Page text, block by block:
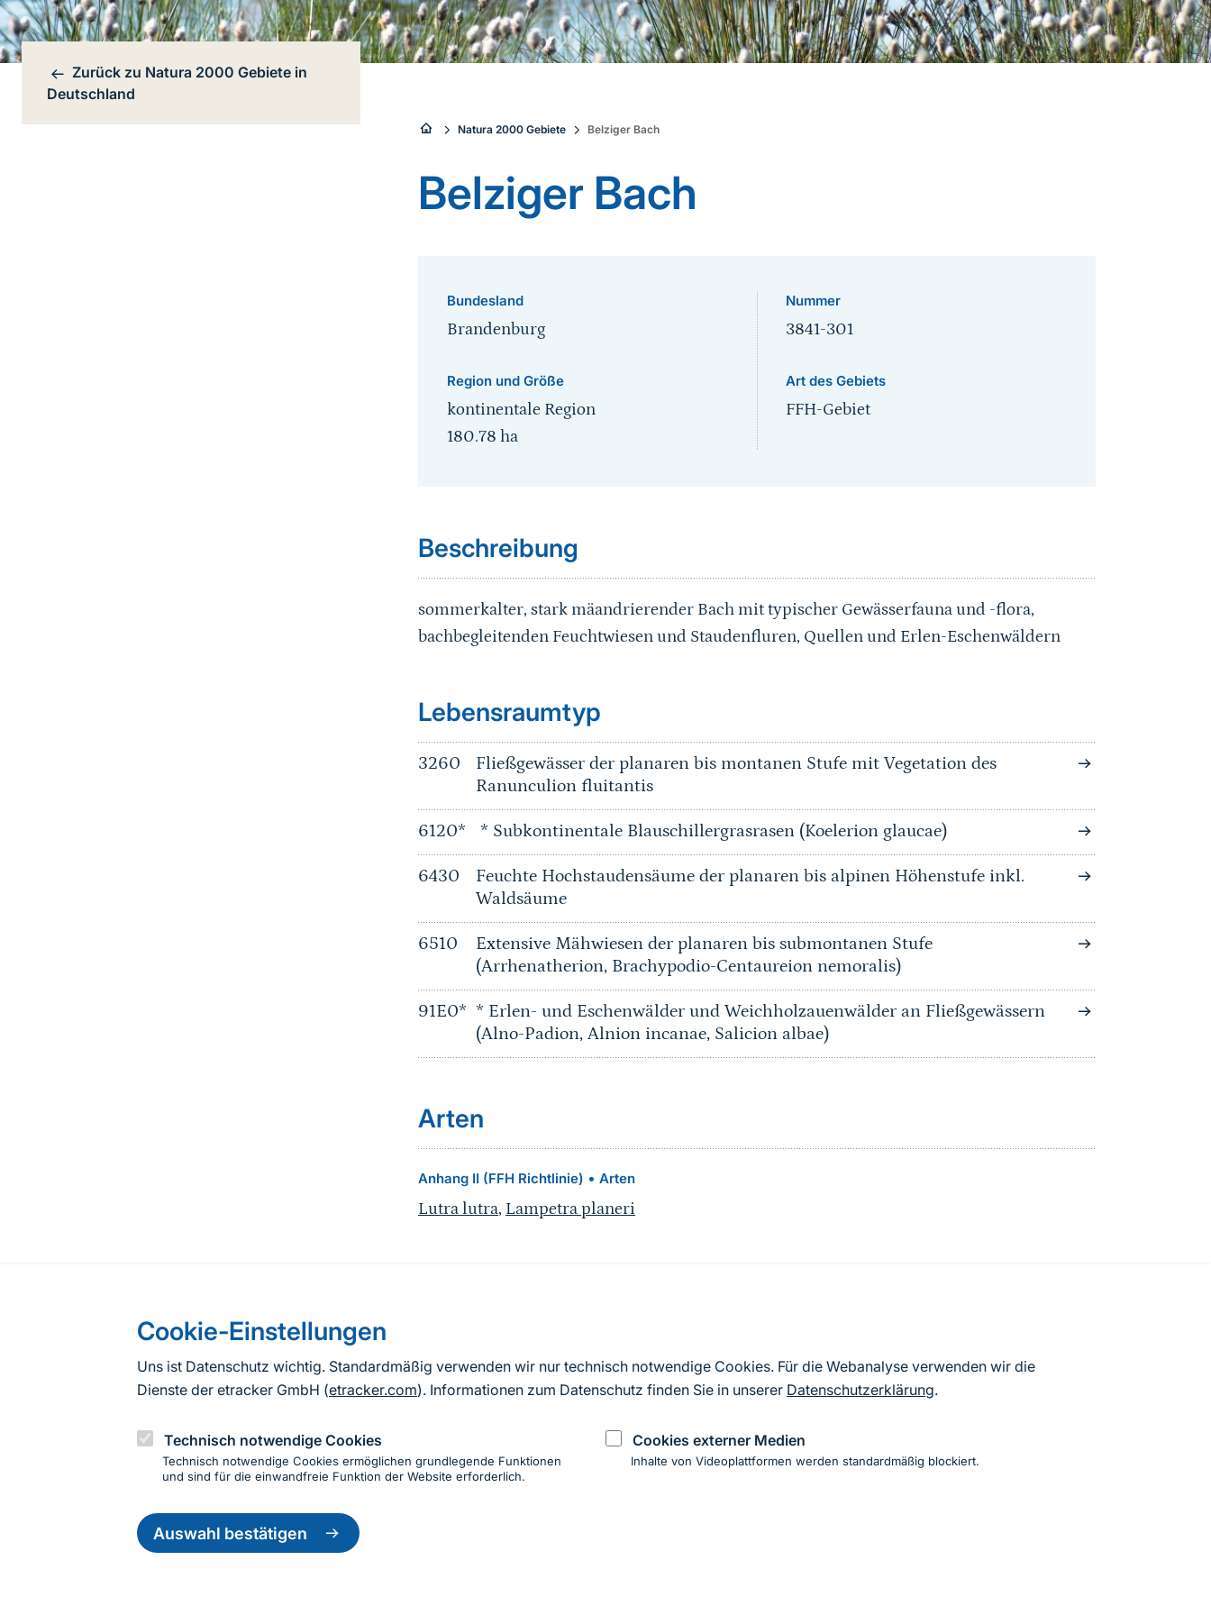
Cookie-Einstellungen
Uns ist Datenschutz wichtig. Standardmäßig verwenden wir nur technisch notwendige Cookies. Für die Webanalyse verwenden wir die
Dienste der etracker GmbH (etracker.com). Informationen zum Datenschutz finden Sie in unserer Datenschutzerklärung.
Technisch notwendige Cookies
Technisch notwendige Cookies ermöglichen grundlegende Funktionen
und sind für die einwandfreie Funktion der Website erforderlich.
Cookies externer Medien
Inhalte von Videoplattformen werden standardmäßig blockiert.
Auswahl bestätigen
Einwilligung
zurückziehen
Bereichsnavigation
Zurück zu Natura 2000 Gebiete in
Deutschland
Sie
sind
hier:
Natura 2000 Gebiete Belziger Bach
Belziger Bach
Bundesland
Brandenburg
Region und Größe
kontinentale Region
180.78 ha
Nummer
3841-301
Art des Gebiets
FFH-Gebiet
Beschreibung
sommerkalter, stark mäandrierender Bach mit typischer Gewässerfauna und -flora,
bachbegleitenden Feuchtwiesen und Staudenfluren, Quellen und Erlen-Eschenwäldern
Sprungmarke
Lebensraumtyp
3260
Fließgewässer der planaren bis montanen Stufe mit Vegetation des
Ranunculion fluitantis
6120* * Subkontinentale Blauschillergrasrasen (Koelerion glaucae)
6430
Feuchte Hochstaudensäume der planaren bis alpinen Höhenstufe inkl.
Waldsäume
6510
Extensive Mähwiesen der planaren bis submontanen Stufe
(Arrhenatherion, Brachypodio-Centaureion nemoralis)
91E0* * Erlen- und Eschenwälder und Weichholzauenwälder an Fließgewässern
(Alno-Padion, Alnion incanae, Salicion albae)
Arten
Anhang II (FFH Richtlinie) • Arten
Lutra lutra, Lampetra planeri
Nach Angaben der an die EU übermittelten Standarddatenbögen Deutschlands (Stand:
2019). Aus besonderen Schutzgründen enthalten die zur Veröffentlichung freigegebenen
Informationen zur Seite